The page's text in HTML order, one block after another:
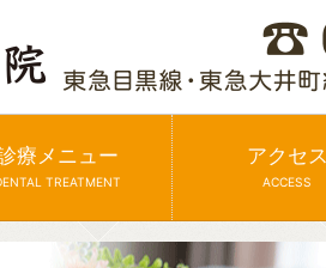
療メニュー
TREATMENT
アクセス
ACCESS